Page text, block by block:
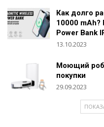
Как долго
10000 mAh?
Power Bank
13.10.2023
Моющий
покупки
29.09.2023